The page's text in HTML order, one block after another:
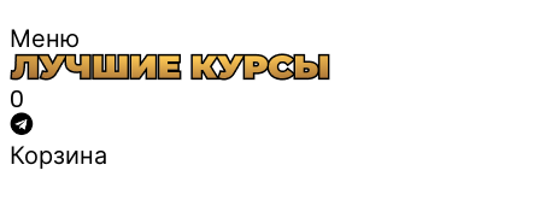
Меню
0
Корзина